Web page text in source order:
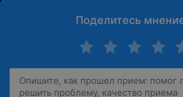
Поделитесь